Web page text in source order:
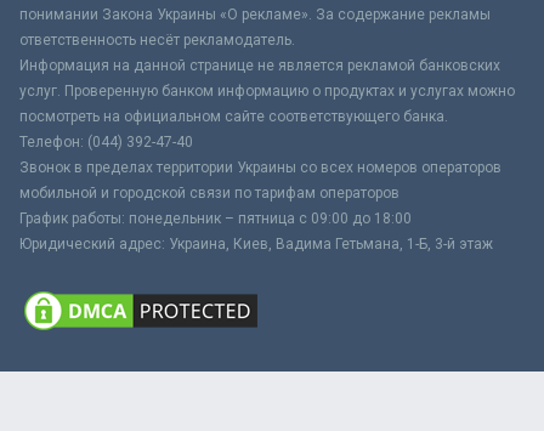
понимании Закона Украины «О рекламе». За содержание рекламы
ответственность несёт рекламодатель.
Информация на данной странице не является рекламой банковских
услуг. Проверенную банком информацию о продуктах и услугах можно
посмотреть на официальном сайте соответствующего банка.
Телефон: (044) 392-47-40
Звонок в пределах территории Украины со всех номеров операторов
мобильной и городской связи по тарифам операторов
График работы: понедельник – пятница с 09:00 до 18:00
Юридический адрес: Украина, Киев, Вадима Гетьмана, 1-Б, 3-й этаж